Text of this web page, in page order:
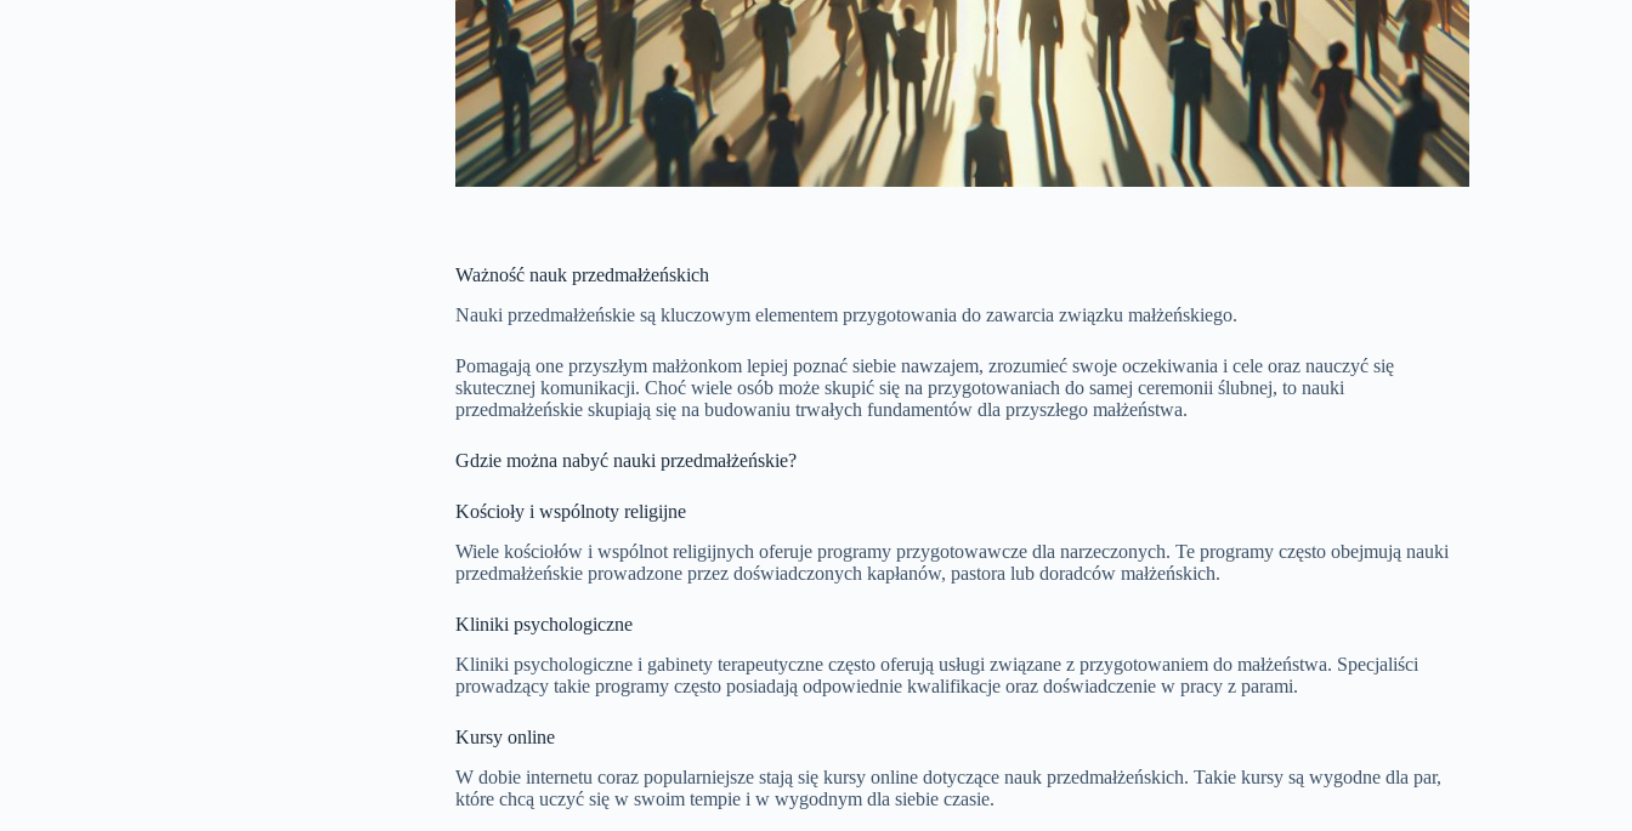
Ważność nauk przedmałżeńskich
Nauki przedmałżeńskie są kluczowym elementem przygotowania do zawarcia związku małżeńskiego.
Pomagają one przyszłym małżonkom lepiej poznać siebie nawzajem, zrozumieć swoje oczekiwania i cele oraz nauczyć się
skutecznej komunikacji. Choć wiele osób może skupić się na przygotowaniach do samej ceremonii ślubnej, to nauki
przedmałżeńskie skupiają się na budowaniu trwałych fundamentów dla przyszłego małżeństwa.
Gdzie można nabyć nauki przedmałżeńskie?
Kościoły i wspólnoty religijne
Wiele kościołów i wspólnot religijnych oferuje programy przygotowawcze dla narzeczonych. Te programy często obejmują nauki
przedmałżeńskie prowadzone przez doświadczonych kapłanów, pastora lub doradców małżeńskich.
Kliniki psychologiczne
Kliniki psychologiczne i gabinety terapeutyczne często oferują usługi związane z przygotowaniem do małżeństwa. Specjaliści
prowadzący takie programy często posiadają odpowiednie kwalifikacje oraz doświadczenie w pracy z parami.
Kursy online
W dobie internetu coraz popularniejsze stają się kursy online dotyczące nauk przedmałżeńskich. Takie kursy są wygodne dla par,
które chcą uczyć się w swoim tempie i w wygodnym dla siebie czasie.